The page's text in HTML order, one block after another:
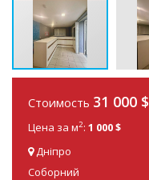
Стоимость 31 000 $
Цена за м2: 1 000 $
Дніпро
Соборний